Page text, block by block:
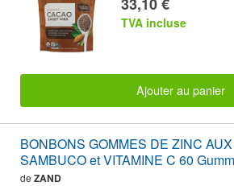
TVA incluse
Ajouter au panier
BONBONS GOMMES DE ZINC
SAMBUCO et VITAMINE C 60
de ZAND